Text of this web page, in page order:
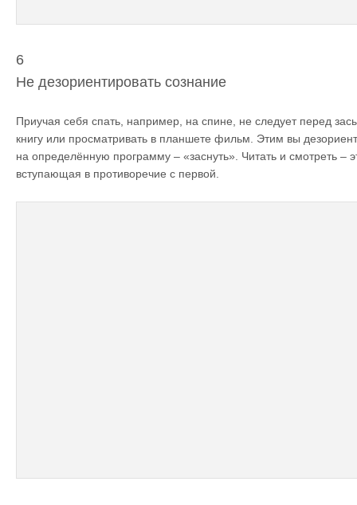
6
Не дезориентировать сознание
Приучая себя спать, например, на спине, не следует перед
книгу или просматривать в планшете фильм. Этим вы
на определённую программу – «заснуть». Читать и смотреть –
вступающая в противоречие с первой.